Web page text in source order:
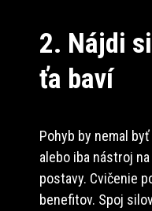
2. Nájdi
ťa baví
Pohyb by nemal
alebo iba nástroj
postavy. Cvičenie
benefitov. Spoj